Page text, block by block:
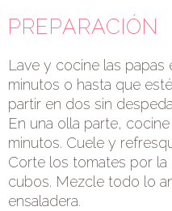
PREPARACIÓN
Lave y cocine las papas
minutos o hasta que
partir en dos sin
En una olla parte,
minutos. Cuele y
Corte los tomates por la
cubos. Mezcle todo lo
ensaladera.